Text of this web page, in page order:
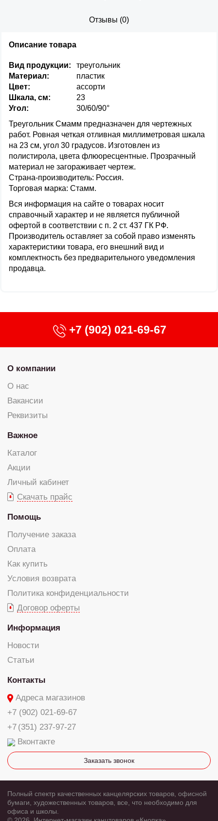
Отзывы (0)
Описание товара
Вид продукции:
треугольник
Материал:
пластик
Цвет:
ассорти
Шкала, см:
23
Угол:
30/60/90°
Треугольник Смамм предназначен для чертежных
работ. Ровная четкая отливная миллиметровая шкала
на 23 см, угол 30 градусов. Изготовлен из
полистирола, цвета флюоресцентные. Прозрачный
материал не загораживает чертеж.
Страна-производитель: Россия.
Торговая марка: Стамм.
Вся информация на сайте о товарах носит
справочный характер и не является публичной
офертой в соответствии с п. 2 ст. 437 ГК РФ.
Производитель оставляет за собой право изменять
характеристики товара, его внешний вид и
комплектность без предварительного уведомления
продавца.
+7 (902) 021-69-67
О компании
О нас
Вакансии
Реквизиты
Важное
Каталог
Акции
Личный кабинет
Скачать прайс
Помощь
Получение заказа
Оплата
Как купить
Условия возврата
Политика конфиденциальности
Договор оферты
Информация
Новости
Статьи
Контакты
Адреса магазинов
+7 (902) 021-69-67
+7 (351) 237-97-27
Вконтакте
Заказать звонок
Полный спектр качественных канцелярских товаров, офисной
бумаги, художественных товаров, все, что необходимо для
офиса и школы.